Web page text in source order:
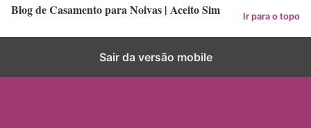
Blog de Casamento para Noivas | Aceito Sim Ir para o topo
Sair da versão mobile